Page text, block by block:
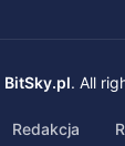
BitSky.pl. All
Redakcja